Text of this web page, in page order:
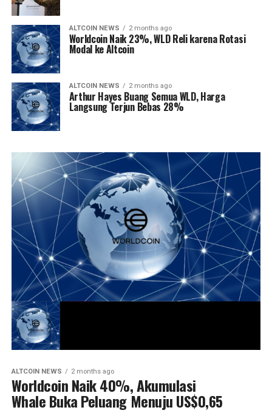
ALTCOIN NEWS 2 months ago
Worldcoin Naik 23%, WLD Reli karena Rotasi
Modal ke Altcoin
ALTCOIN NEWS 2 months ago
Arthur Hayes Buang Semua WLD, Harga
Langsung Terjun Bebas 28%
ALTCOIN NEWS 2 months ago
Worldcoin Naik 40%, Akumulasi
Whale Buka Peluang Menuju US$0,65